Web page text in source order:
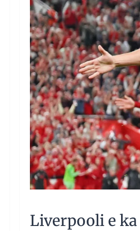
Liverpooli e